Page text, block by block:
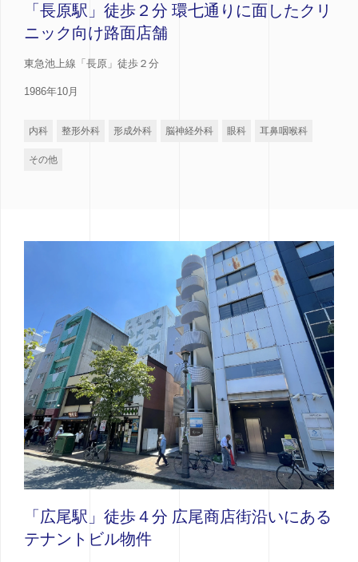
「長原駅」徒歩２分 環七通りに面したクリ
ニック向け路面店舗
東急池上線「長原」徒歩２分
1986年10月
内科 整形外科 形成外科 脳神経外科 眼科 耳鼻咽喉科
その他
「広尾駅」徒歩４分 広尾商店街沿いにある
テナントビル物件